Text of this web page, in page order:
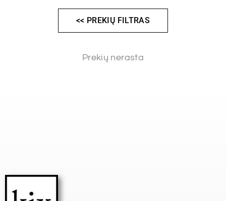
<< PREKIŲ FILTRAS
Prekių nerasta